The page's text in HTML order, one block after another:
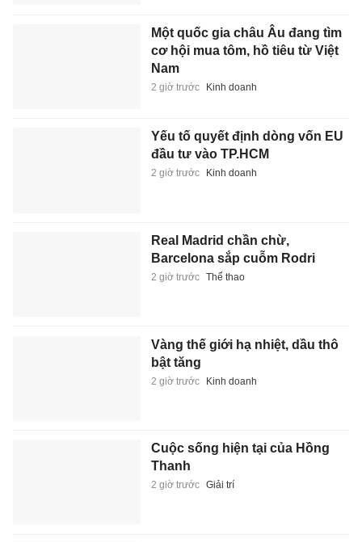
Một quốc gia châu Âu đang tìm
cơ hội mua tôm, hồ tiêu từ Việt
Nam
2 giờ trước Kinh doanh
Yếu tố quyết định dòng vốn EU
đầu tư vào TP.HCM
2 giờ trước Kinh doanh
Real Madrid chần chừ,
Barcelona sắp cuỗm Rodri
2 giờ trước Thể thao
Vàng thế giới hạ nhiệt, dầu thô
bật tăng
2 giờ trước Kinh doanh
Cuộc sống hiện tại của Hồng
Thanh
2 giờ trước Giải trí